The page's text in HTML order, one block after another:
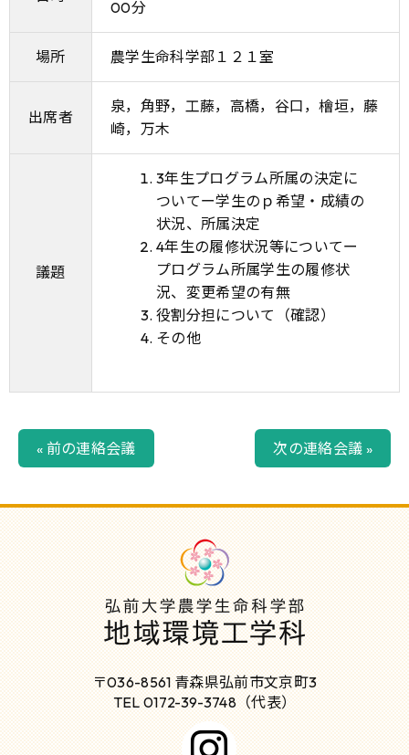
00分
場所 農学生命科学部１２１室
出席者
泉，角野，工藤，高橋，谷口，檜垣，藤
崎，万木
議題
3年生プログラム所属の決定に
ついてー学生のｐ希望・成績の
状況、所属決定
4年生の履修状況等についてー
プログラム所属学生の履修状
況、変更希望の有無
役割分担について（確認）
その他
« 前の連絡会議 次の連絡会議 »
〒036-8561 青森県弘前市文京町3
TEL 0172-39-3748（代表）